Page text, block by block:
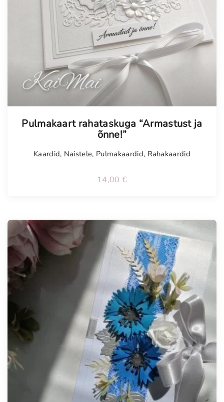
Pulmakaart rahataskuga “Armastust ja
õnne!”
Kaardid, Naistele, Pulmakaardid, Rahakaardid
14,00 €